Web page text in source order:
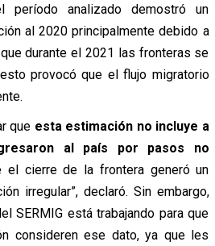
período analizado demostró un
al 2020 principalmente debido a
durante el 2021 las fronteras se
provocó que el flujo migratorio
que esta estimación no incluye a
al país por pasos no
el cierre de la frontera generó un
irregular”, declaró. Sin embargo,
SERMIG está trabajando para que
consideren ese dato, ya que les